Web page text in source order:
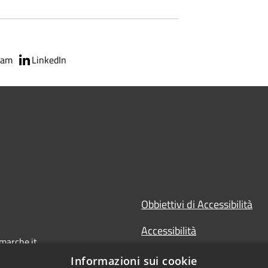
LinkedIn
Obbiettivi di Accessibilità
Accessibilità
Dichiarazione di
Informazioni sui cookie